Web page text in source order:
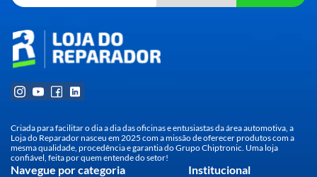
Criada para facilitar o dia a dia das oficinas e entusiastas da área automotiva, a
Loja do Reparador nasceu em 2025 com a missão de oferecer produtos com a
mesma qualidade, procedência e garantia do Grupo Chiptronic. Uma loja
confiável, feita por quem entende do setor!
Navegue por categoria Institucional